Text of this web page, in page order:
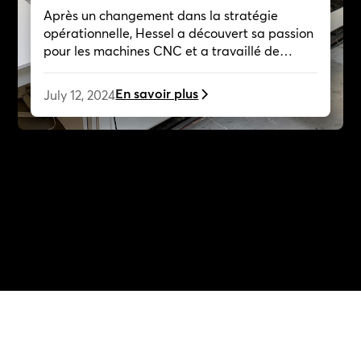
Après un changement dans la stratégie
opérationnelle, Hessel a découvert sa passion
pour les machines CNC et a travaillé de
manière indépendante sur des projets
créatifs, collaborant désormais avec Cutr en
tant que client.
July 12, 2024En savoir plus